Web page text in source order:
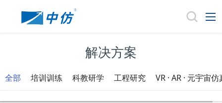
解决方案
全部 培训训练 科教研学 工程研究 VR · AR · 元宇宙仿